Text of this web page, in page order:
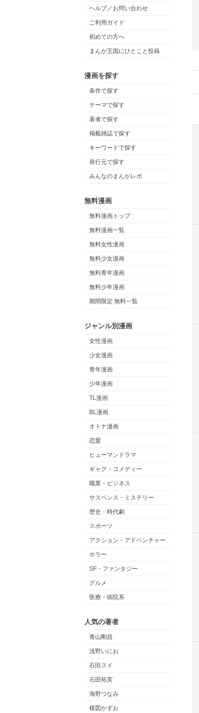
ヘルプ／お問い合わせ
ご利用ガイド
初めての方へ
まんが王国にひとこと投稿
漫画を探す
条件で探す
テーマで探す
著者で探す
掲載雑誌で探す
キーワードで探す
発行元で探す
みんなのまんがレポ
無料漫画
無料漫画トップ
無料漫画一覧
無料女性漫画
無料少女漫画
無料青年漫画
無料少年漫画
期間限定 無料一覧
ジャンル別漫画
女性漫画
少女漫画
青年漫画
少年漫画
TL漫画
BL漫画
オトナ漫画
恋愛
ヒューマンドラマ
ギャグ・コメディー
職業・ビジネス
サスペンス・ミステリー
歴史・時代劇
スポーツ
アクション・アドベンチャー
ホラー
SF・ファンタジー
グルメ
医療・病院系
人気の著者
青山剛昌
浅野いにお
石田スイ
石田拓実
海野つなみ
楳図かずお